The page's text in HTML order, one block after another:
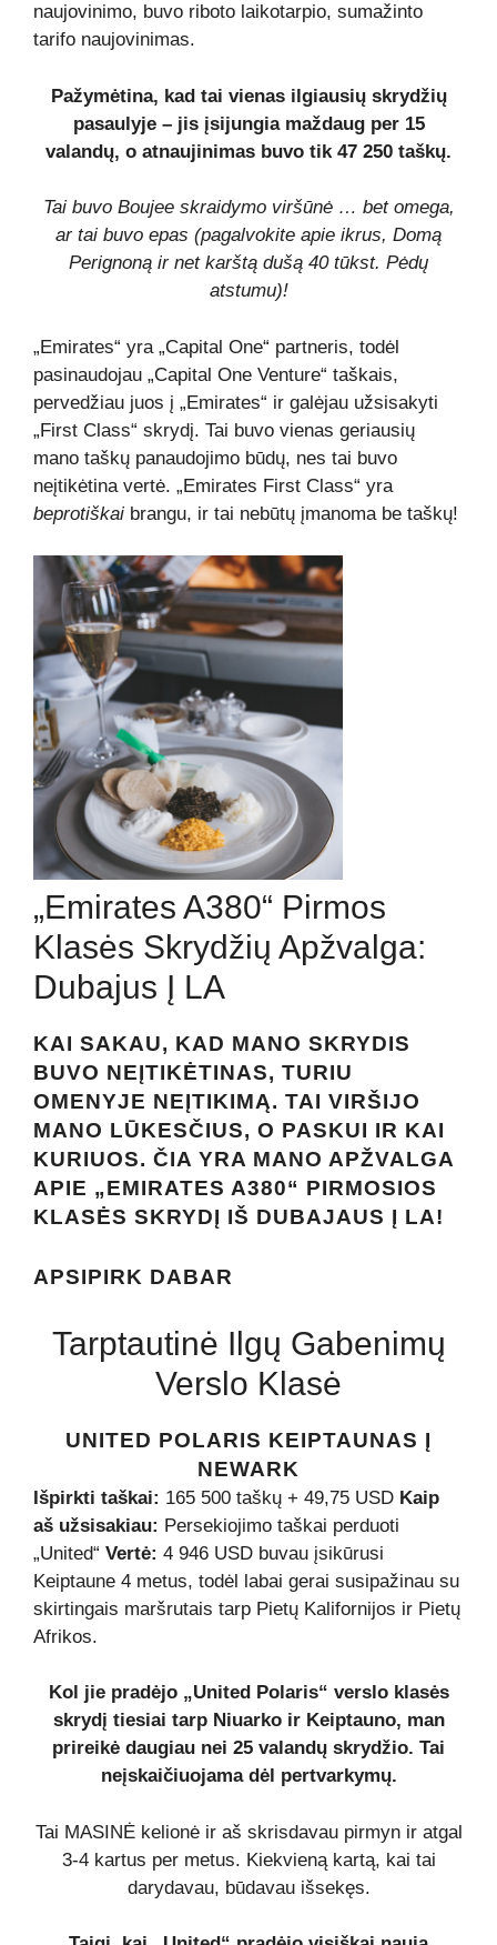
naujovinimo, buvo riboto laikotarpio, sumažinto
tarifo naujovinimas.
Pažymėtina, kad tai vienas ilgiausių skrydžių
pasaulyje – jis įsijungia maždaug per 15
valandų, o atnaujinimas buvo tik 47 250 taškų.
Tai buvo Boujee skraidymo viršūnė … bet omega,
ar tai buvo epas (pagalvokite apie ikrus, Domą
Perignoną ir net karštą dušą 40 tūkst. Pėdų
atstumu)!
„Emirates“ yra „Capital One“ partneris, todėl
pasinaudojau „Capital One Venture“ taškais,
pervedžiau juos į „Emirates“ ir galėjau užsisakyti
„First Class“ skrydį. Tai buvo vienas geriausių
mano taškų panaudojimo būdų, nes tai buvo
neįtikėtina vertė. „Emirates First Class“ yra
beprotiškai brangu, ir tai nebūtų įmanoma be taškų!
„Emirates A380“ Pirmos
Klasės Skrydžių Apžvalga:
Dubajus Į LA
KAI SAKAU, KAD MANO SKRYDIS
BUVO NEĮTIKĖTINAS, TURIU
OMENYJE NEĮTIKIMĄ. TAI VIRŠIJO
MANO LŪKESČIUS, O PASKUI IR KAI
KURIUOS. ČIA YRA MANO APŽVALGA
APIE „EMIRATES A380“ PIRMOSIOS
KLASĖS SKRYDĮ IŠ DUBAJAUS Į LA!
APSIPIRK DABAR
Tarptautinė Ilgų Gabenimų
Verslo Klasė
UNITED POLARIS KEIPTAUNAS Į
NEWARK
Išpirkti taškai: 165 500 taškų + 49,75 USD Kaip
aš užsisakiau: Persekiojimo taškai perduoti
„United“ Vertė: 4 946 USD buvau įsikūrusi
Keiptaune 4 metus, todėl labai gerai susipažinau su
skirtingais maršrutais tarp Pietų Kalifornijos ir Pietų
Afrikos.
Kol jie pradėjo „United Polaris“ verslo klasės
skrydį tiesiai tarp Niuarko ir Keiptauno, man
prireikė daugiau nei 25 valandų skrydžio. Tai
neįskaičiuojama dėl pertvarkymų.
Tai MASINĖ kelionė ir aš skrisdavau pirmyn ir atgal
3-4 kartus per metus. Kiekvieną kartą, kai tai
darydavau, būdavau išsekęs.